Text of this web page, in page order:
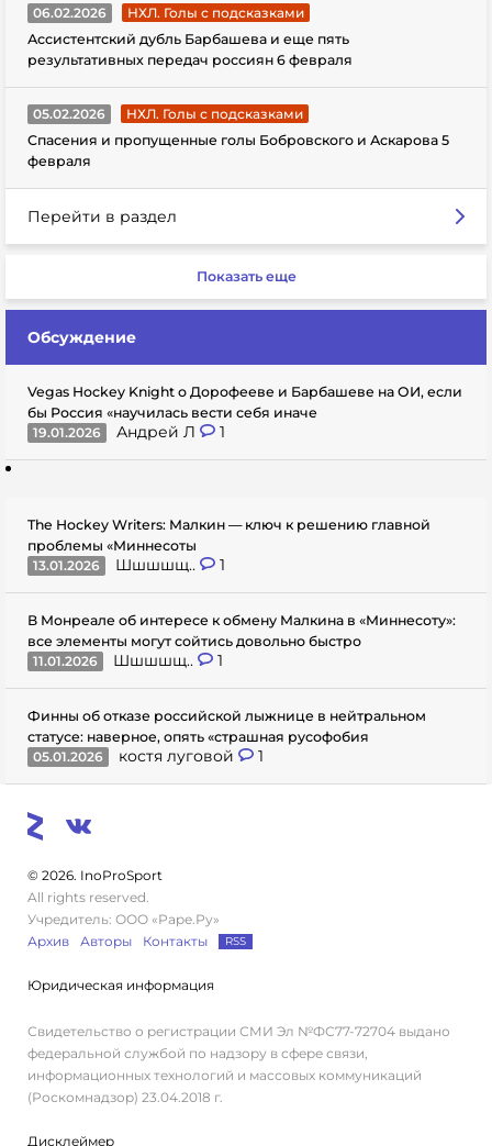
06.02.2026
НХЛ. Голы с подсказками
Ассистентский дубль Барбашева и еще пять
результативных передач россиян 6 февраля
05.02.2026
НХЛ. Голы с подсказками
Спасения и пропущенные голы Бобровского и Аскарова 5
февраля
Перейти в раздел
Показать еще
Обсуждение
Vegas Hockey Knight о Дорофееве и Барбашеве на ОИ, если
бы Россия «научилась вести себя иначе
19.01.2026
Андрей Л 1
The Hockey Writers: Малкин — ключ к решению главной
проблемы «Миннесоты
13.01.2026
Шшшшщ.. 1
В Монреале об интересе к обмену Малкина в «Миннесоту»:
все элементы могут сойтись довольно быстро
11.01.2026
Шшшшщ.. 1
Финны об отказе российской лыжнице в нейтральном
статусе: наверное, опять «страшная русофобия
05.01.2026
костя луговой 1
© 2026. InoProSport
All rights reserved.
Учредитель: ООО «Раре.Ру»
Архив
Авторы Контакты RSS
Юридическая информация
Свидетельство о регистрации СМИ Эл №ФС77-72704 выдано
федеральной службой по надзору в сфере связи,
информационных технологий и массовых коммуникаций
(Роскомнадзор) 23.04.2018 г.
Дисклеймер